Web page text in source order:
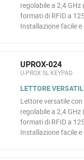
regolabile a 2,4
formati di RFID a
Installazione facile
UPROX-024
U-PROX SL KEYPAD
LETTORE
Lettore versatile
regolabile a 2,4
formati di RFID a
Installazione facile